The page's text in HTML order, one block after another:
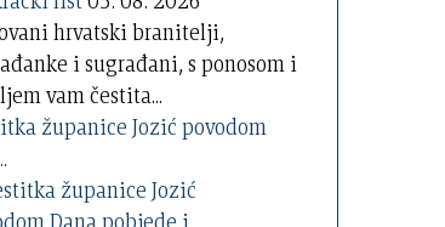
hrvatski branitelji,
i sugrađani, s ponosom i
vam čestita...
županice Jozić povodom